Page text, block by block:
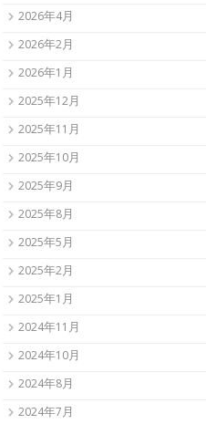
2026年4月
2026年2月
2026年1月
2025年12月
2025年11月
2025年10月
2025年9月
2025年8月
2025年5月
2025年2月
2025年1月
2024年11月
2024年10月
2024年8月
2024年7月